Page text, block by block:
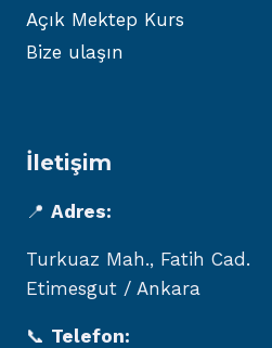
Açık Mektep Kurs
Bize ulaşın
İletişim
📍 Adres:
Turkuaz Mah., Fatih Cad.
Etimesgut / Ankara
📞 Telefon: